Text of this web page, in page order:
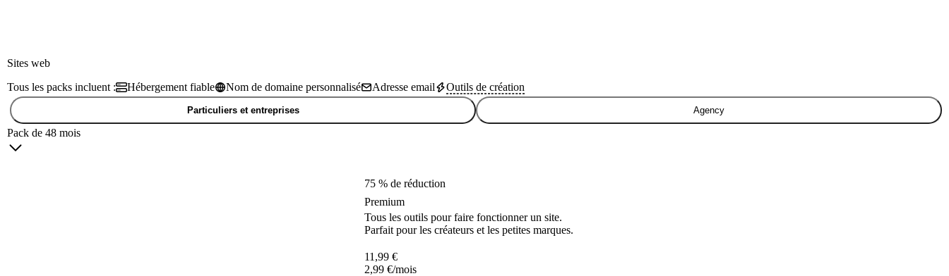
Sites web
Tous les packs incluent :
Hébergement fiable Nom de domaine personnalisé Adresse email Outils de création
Particuliers et entreprises Agency
Pack de 48 mois
75 % de réduction
Premium
Tous les outils pour faire fonctionner un site.
Parfait pour les créateurs et les petites marques.
11,99 €
2,99 €/mois